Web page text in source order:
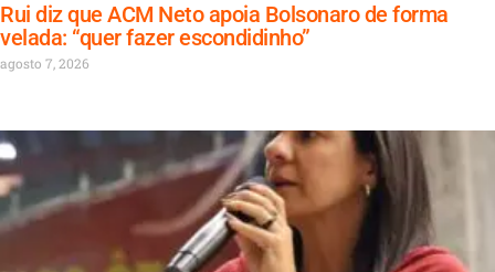
Rui diz que ACM Neto apoia Bolsonaro de forma
velada: “quer fazer escondidinho”
agosto 7, 2026